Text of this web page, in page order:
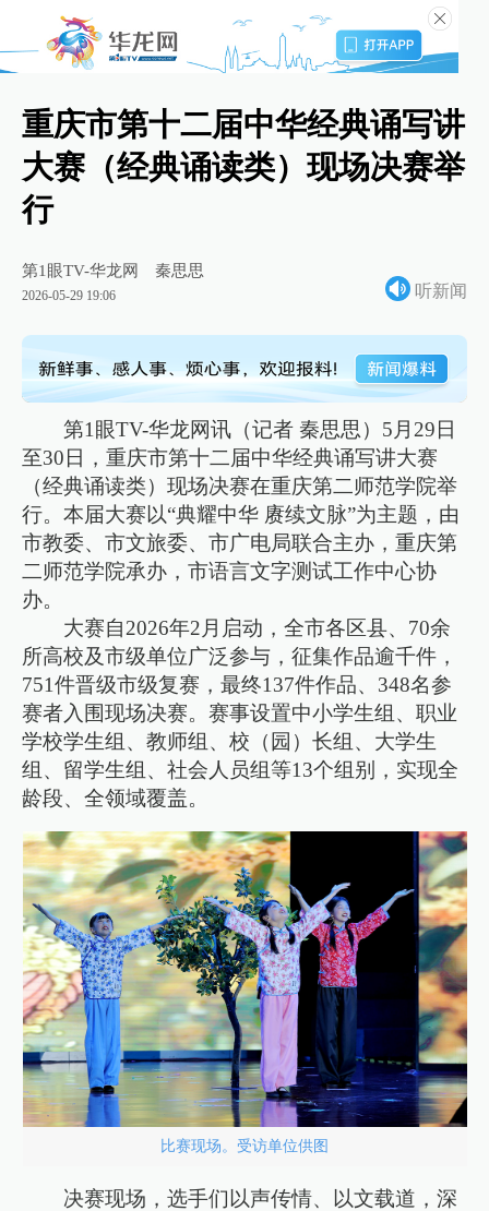
重庆市第十二届中华经典诵写讲
大赛（经典诵读类）现场决赛举
行
第1眼TV-华龙网 秦思思
2026-05-29 19:06 听新闻
第1眼TV-华龙网讯（记者 秦思思）5月29日
至30日，重庆市第十二届中华经典诵写讲大赛
（经典诵读类）现场决赛在重庆第二师范学院举
行。本届大赛以“典耀中华 赓续文脉”为主题，由
市教委、市文旅委、市广电局联合主办，重庆第
二师范学院承办，市语言文字测试工作中心协
办。
大赛自2026年2月启动，全市各区县、70余
所高校及市级单位广泛参与，征集作品逾千件，
751件晋级市级复赛，最终137件作品、348名参
赛者入围现场决赛。赛事设置中小学生组、职业
学校学生组、教师组、校（园）长组、大学生
组、留学生组、社会人员组等13个组别，实现全
龄段、全领域覆盖。
比赛现场。受访单位供图
决赛现场，选手们以声传情、以文载道，深